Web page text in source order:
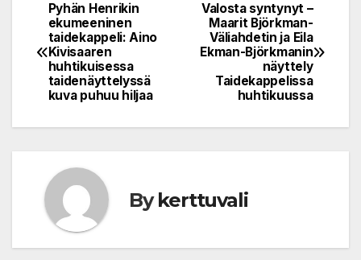
Post
navigation
Valosta syntynyt –
Maarit Björkman-
Väliahdetin ja Eila
Ekman-Björkmanin
näyttely
Taidekappelissa
huhtikuussa
Pyhän Henrikin
ekumeeninen
taidekappeli: Aino
Kivisaaren
huhtikuisessa
taidenäyttelyssä
kuva puhuu hiljaa
Bykerttuvali